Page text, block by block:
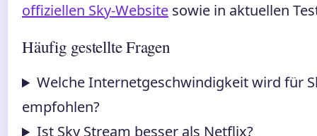
offiziellen Sky-Website sowie in aktuellen
Häufig gestellte Fragen
Welche Internetgeschwindigkeit wird für
empfohlen?
Ist Sky Stream besser als Netflix?